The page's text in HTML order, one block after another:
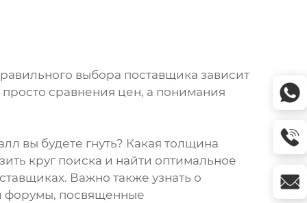
выбора поставщика зависит
сравнения цен, а понимания
вы будете гнуть? Какая толщина
круг поиска и найти оптимальное
Важно также узнать о
форумы, посвященные